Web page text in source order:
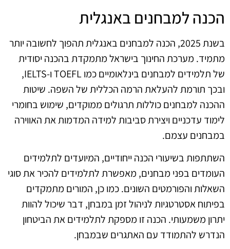
הכנה למבחנים באנגלית
בשנת 2025, הכנה למבחנים באנגלית תהפוך לחשובה יותר
מתמיד. מערכת החינוך בישראל מתמקדת בהכנה יסודית
של תלמידים למבחנים בינלאומיים כמו TOEFL ו-IELTS,
ובכך תורמת להעלאת הרמה הכללית של השפה. שיטות
ההכנה למבחנים כוללות תרגולים ממוקדים, שימוש בחומרי
לימוד עדכניים ויצירת סביבות למידה המדמות את האווירה
במבחנים עצמם.
השתתפות בשיעורי הכנה ייחודיים, המיועדים לתלמידים
העומדים בפני מבחנים, מאפשרת לתלמידים להכיר את סוגי
השאלות והפורמטים השונים. כמו כן, המורים מתמקדים
בפיתוח אסטרטגיות לניהול זמן במבחן, דבר שיכול להוות
יתרון משמעותי. הכנה זו מספקת לתלמידים את הביטחון
הנדרש להתמודד עם האתגרים שבמבחן.